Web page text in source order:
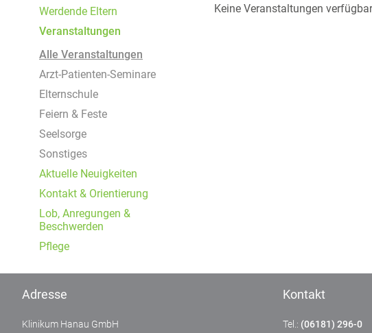
Werdende Eltern
Veranstaltungen
Alle Veranstaltungen
Arzt-Patienten-Seminare
Elternschule
Feiern & Feste
Seelsorge
Sonstiges
Aktuelle Neuigkeiten
Kontakt & Orientierung
Lob, Anregungen &
Beschwerden
Pflege
Keine Veranstaltungen
Adresse
Klinikum Hanau GmbH
Kontakt
Tel.: (06181) 296-0
EXTERNE MEDIEN
Um Inhalte von Videoplattformen und Social Media
diesen externen Medien Cookies gesetzt.
YouTube
Vimeo